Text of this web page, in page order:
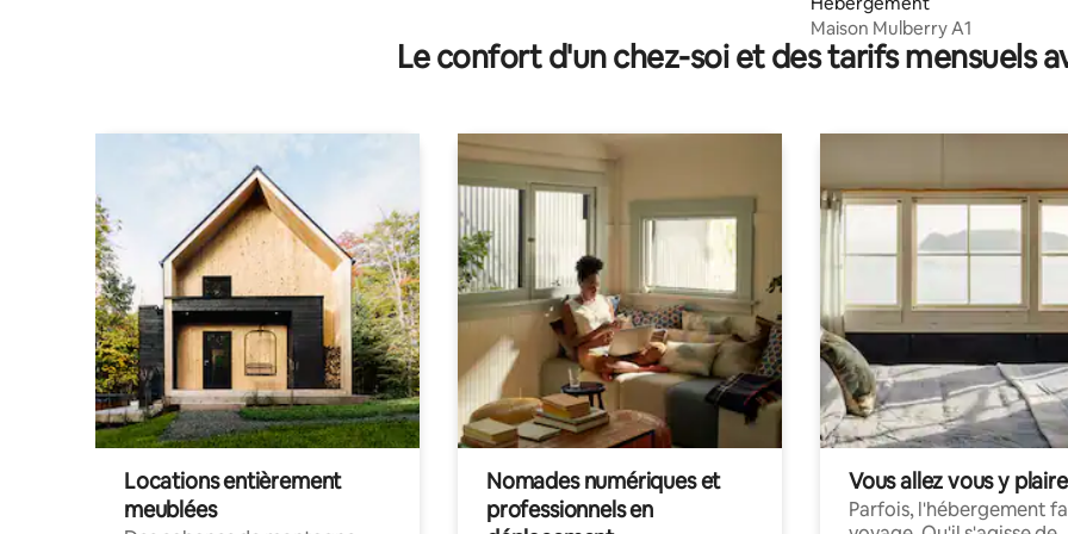
Maison Mulberry A1
Le confort d'un chez-soi et des tarifs mensuels
Locations entièrement
meublées
Nomades numériques et
professionnels en
Vous allez vous y plaire
Parfois, l'hébergement